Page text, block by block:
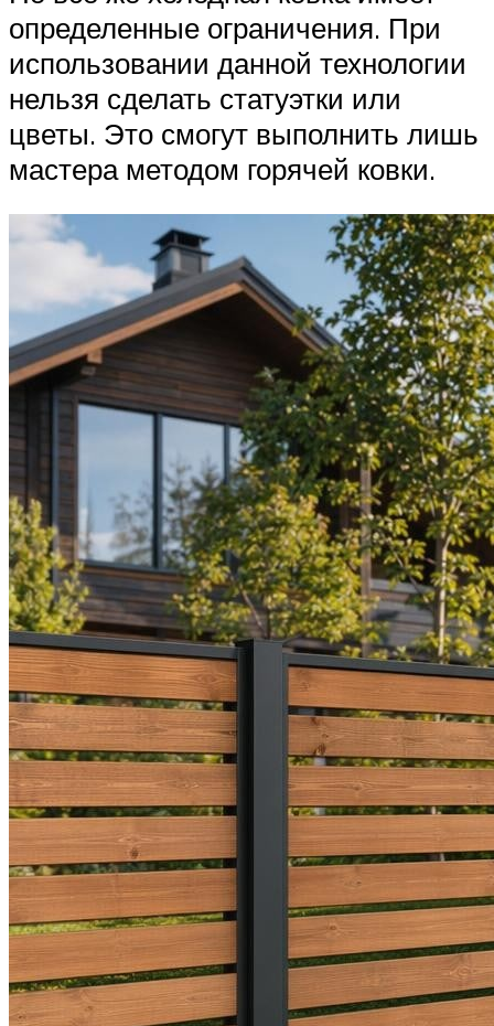
определенные ограничения. При
использовании данной технологии
нельзя сделать статуэтки или
цветы. Это смогут выполнить лишь
мастера методом горячей ковки.